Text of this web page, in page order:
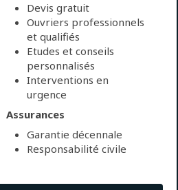
Devis gratuit
Ouvriers professionnels
et qualifiés
Etudes et conseils
personnalisés
Interventions en
urgence
Assurances
Garantie décennale
Responsabilité civile